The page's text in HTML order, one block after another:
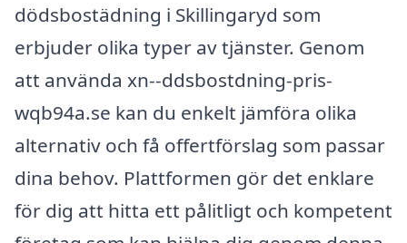
dödsbostädning i Skillingaryd som
erbjuder olika typer av tjänster. Genom
att använda xn--ddsbostdning-pris-
wqb94a.se kan du enkelt jämföra olika
alternativ och få offertförslag som passar
dina behov. Plattformen gör det enklare
för dig att hitta ett pålitligt och kompetent